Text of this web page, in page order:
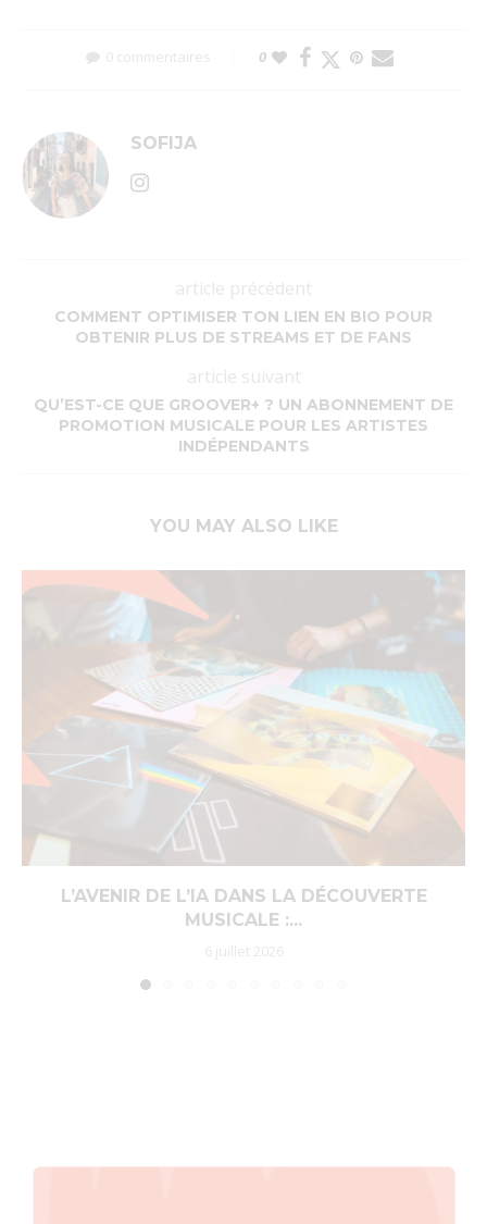
0 commentaires 0
SOFIJA
article précédent
COMMENT OPTIMISER TON LIEN EN BIO POUR
OBTENIR PLUS DE STREAMS ET DE FANS
article suivant
QU’EST-CE QUE GROOVER+ ? UN ABONNEMENT DE
PROMOTION MUSICALE POUR LES ARTISTES
INDÉPENDANTS
YOU MAY ALSO LIKE
L’AVENIR DE L’IA DANS LA DÉCOUVERTE
MUSICALE :...
6 juillet 2026